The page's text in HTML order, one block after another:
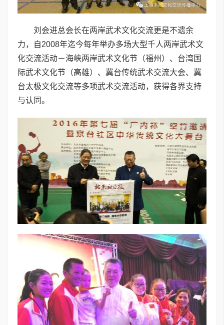
刘会进总会长在两岸武术文化交流更是不遗余
力，自2008年迄今每年举办多场大型千人两岸武术文
化交流活动－海峡两岸武术文化节（福州）、台湾国
际武术文化节（高雄）、冀台传统武术交流大会、冀
台太极文化交流等多项武术交流活动，获得各界支持
与认同。